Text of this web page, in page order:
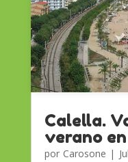
Calella.
verano
por Carosone |